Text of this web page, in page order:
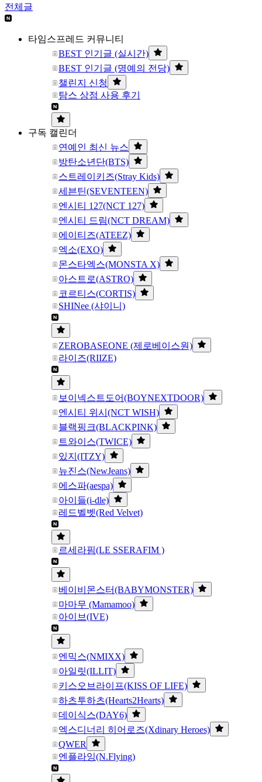
전체글
타임스프레드 커뮤니티
BEST 인기글 (실시간)
BEST 인기글 (명예의 전당)
챌린지 신청
탐스 상점 사용 후기
구독 캘린더
연예인 최신 뉴스
방탄소년단(BTS)
스트레이키즈(Stray Kids)
세븐틴(SEVENTEEN)
엔시티 127(NCT 127)
엔시티 드림(NCT DREAM)
에이티즈(ATEEZ)
엑소(EXO)
몬스타엑스(MONSTA X)
아스트로(ASTRO)
코르티스(CORTIS)
SHINee (샤이니)
ZEROBASEONE (제로베이스원)
라이즈(RIIZE)
보이넥스트도어(BOYNEXTDOOR)
엔시티 위시(NCT WISH)
블랙핑크(BLACKPINK)
트와이스(TWICE)
있지(ITZY)
뉴진스(NewJeans)
에스파(aespa)
아이들(i-dle)
레드벨벳(Red Velvet)
르세라핌(LE SSERAFIM )
베이비몬스터(BABYMONSTER)
마마무 (Mamamoo)
아이브(IVE)
엔믹스(NMIXX)
아일릿(ILLIT)
키스오브라이프(KISS OF LIFE)
하츠투하츠(Hearts2Hearts)
데이식스(DAY6)
엑스디너리 히어로즈(Xdinary Heroes)
QWER
엔플라잉(N.Flying)